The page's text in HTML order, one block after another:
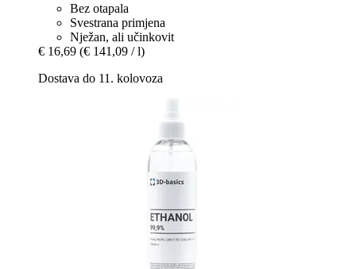
Bez otapala
Svestrana primjena
Nježan, ali učinkovit
€ 16,69 (€ 141,09 / l)
Dostava do 11. kolovoza